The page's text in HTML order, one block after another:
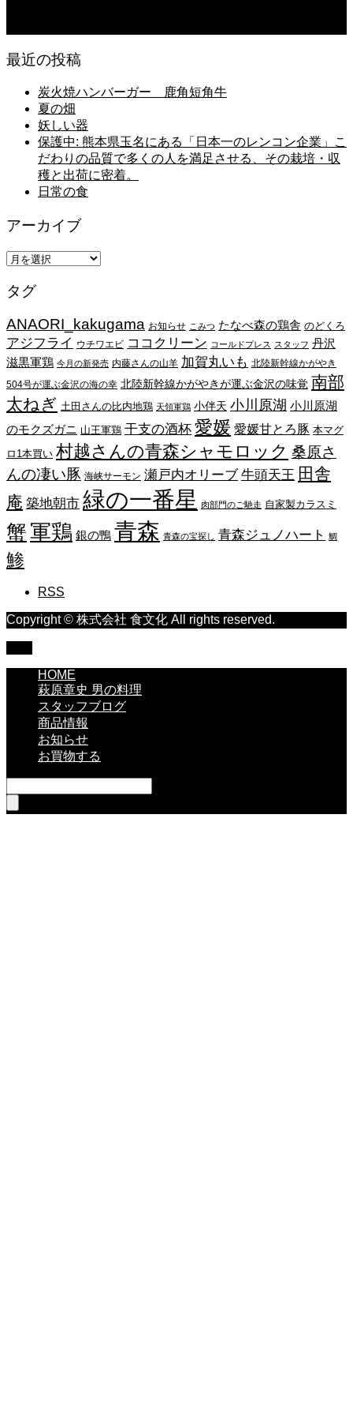
最近の投稿
炭火焼ハンバーガー 鹿角短角牛
夏の畑
妖しい器
保護中: 熊本県玉名にある「日本一のレンコン企業」こ
だわりの品質で多くの人を満足させる、その栽培・収
穫と出荷に密着。
日常の食
アーカイブ
ア
カ
ブ
タグ
ANAORI_kakugama お知らせ こみつ たなべ森の鶏舎 のどくろ
アジフライ ウチワエビ ココクリーン コールドプレス スタッフ 丹沢
滋黒軍鶏 今月の新発売 内藤さんの山羊 加賀丸いも 北陸新幹線かがやき
504号が運ぶ金沢の海の幸 北陸新幹線かがやきが運ぶ金沢の味覚 南部
太ねぎ 土田さんの比内地鶏 天領軍鶏 小伴天 小川原湖 小川原湖
のモクズガニ 山王軍鶏 干支の酒杯 愛媛 愛媛甘とろ豚 本マグ
ロ1本買い 村越さんの青森シャモロック 桑原さ
んの凄い豚 海峡サーモン 瀬戸内オリーブ 牛頭天王 田舎
庵 築地朝市 緑の一番星 肉部門のご馳走 自家製カラスミ
蟹軍鶏 銀の鴨 青森 青森の宝探し 青森ジュノハート 鯛
鯵
RSS
Copyright © 株式会社 食文化 All rights reserved.
HOME
萩原章史 男の料理
スタッフブログ
商品情報
お知らせ
お買物する